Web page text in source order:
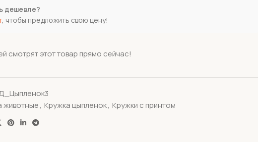
дешевле?
, чтобы предложить свою цену!
смотрят этот товар прямо сейчас!
животные, Кружка цыпленок, Кружки с принтом